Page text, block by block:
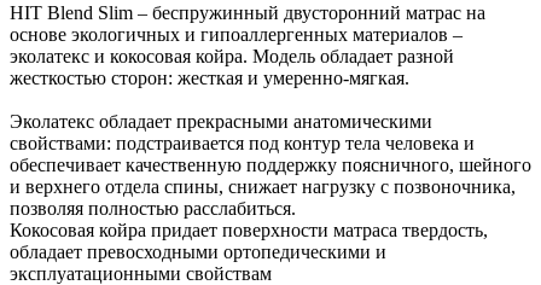
HIT Blend Slim – беспружинный двусторонний матрас на
основе экологичных и гипоаллергенных материалов –
эколатекс и кокосовая койра. Модель обладает разной
жесткостью сторон: жесткая и умеренно-мягкая.
Эколатекс обладает прекрасными анатомическими
свойствами: подстраивается под контур тела человека и
обеспечивает качественную поддержку поясничного, шейного
и верхнего отдела спины, снижает нагрузку с позвоночника,
позволяя полностью расслабиться.
Кокосовая койра придает поверхности матраса твердость,
обладает превосходными ортопедическими и
эксплуатационными свойствам